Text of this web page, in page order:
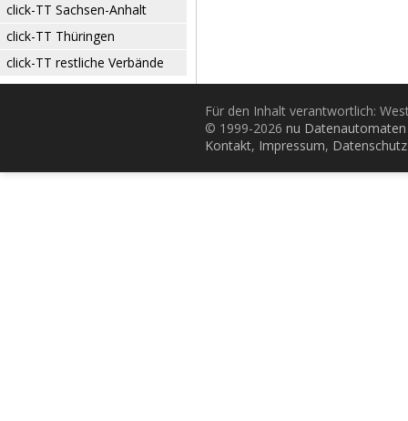
click-TT Sachsen-Anhalt
click-TT Thüringen
click-TT restliche Verbände
Für den Inhalt verantwortlich:
© 1999-2026 nu
Kontakt, Impressum, Datenschutz